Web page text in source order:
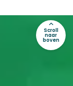
Scroll
naar
boven